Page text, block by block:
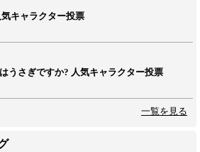
キャラクター投票
うさぎですか? 人気キャラクター投票
一覧を見る